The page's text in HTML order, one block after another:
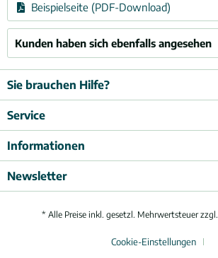
Beispielseite (PDF-Download)
Kunden haben sich ebenfalls angesehen
Sie brauchen Hilfe?
Service
Informationen
Newsletter
* Alle Preise inkl. gesetzl. Mehrwertsteuer zzgl.
Cookie-Einstellungen